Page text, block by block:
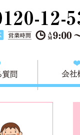
よくある質問